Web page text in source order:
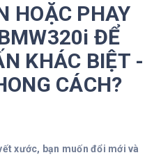
HOẶC PHAY
ĐỂ
KHÁC BIỆT -
CÁCH?
xước, bạn muốn đổi mới và